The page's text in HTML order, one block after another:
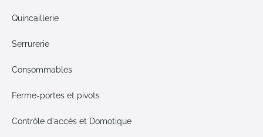
Quincaillerie
Serrurerie
Consommables
Ferme-portes et pivots
Contrôle d'accès et Domotique